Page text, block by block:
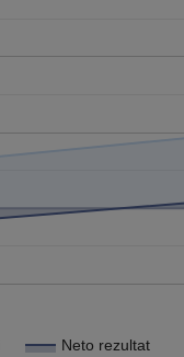
Neto rezultat